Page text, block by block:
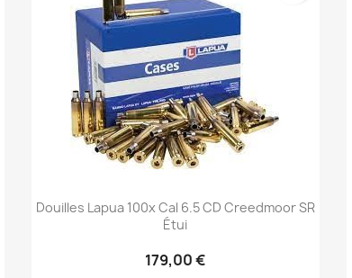
Aperçu rapide
Douilles Lapua 100x Cal 6.5 CD Creedmoor SR
Étui
179,00 €